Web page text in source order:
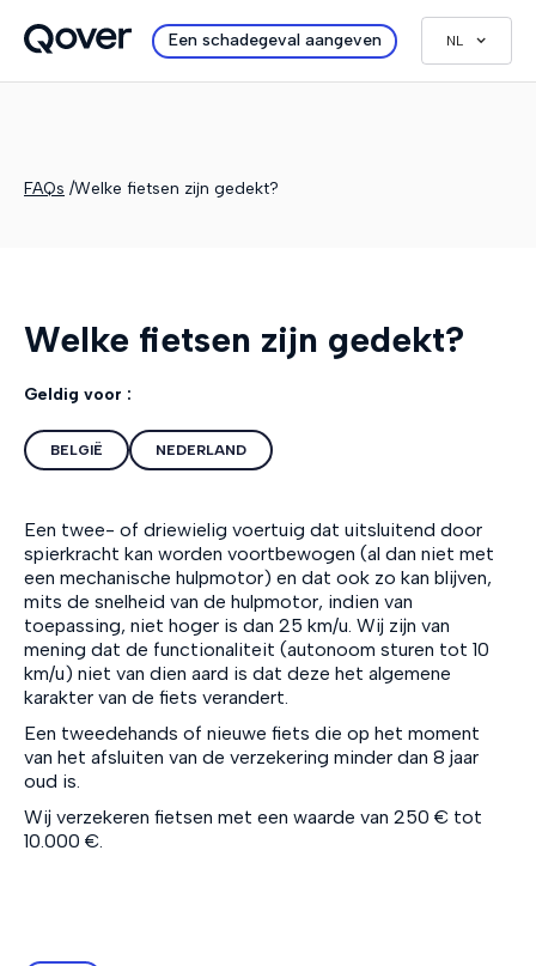
Een schadegeval aangeven NL
FAQs /Welke fietsen zijn gedekt?
Welke fietsen zijn gedekt?
Geldig voor :
BELGIË NEDERLAND
Een twee- of driewielig voertuig dat uitsluitend door
spierkracht kan worden voortbewogen (al dan niet met
een mechanische hulpmotor) en dat ook zo kan blijven,
mits de snelheid van de hulpmotor, indien van
toepassing, niet hoger is dan 25 km/u. Wij zijn van
mening dat de functionaliteit (autonoom sturen tot 10
km/u) niet van dien aard is dat deze het algemene
karakter van de fiets verandert.
Een tweedehands of nieuwe fiets die op het moment
van het afsluiten van de verzekering minder dan 8 jaar
oud is.
Wij verzekeren fietsen met een waarde van 250 € tot
10.000 €.